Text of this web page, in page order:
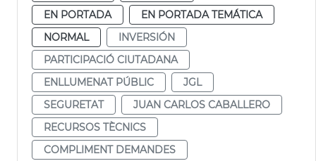
EN PORTADA
EN PORTADA TEMÁTICA
NORMAL
INVERSIÓN
PARTICIPACIÓ CIUTADANA
ENLLUMENAT PÚBLIC
JGL
SEGURETAT
JUAN CARLOS CABALLERO
RECURSOS TÈCNICS
COMPLIMENT DEMANDES